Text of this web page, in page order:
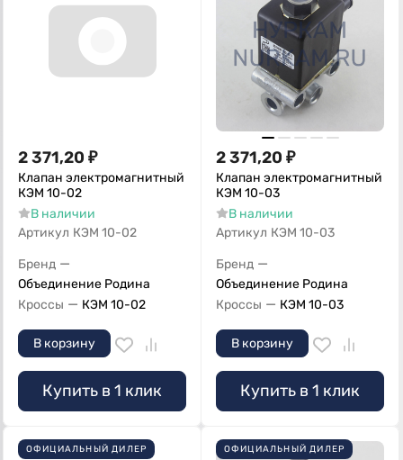
2 371,20 ₽
Клапан электромагнитный
КЭМ 10-02
В наличии
Артикул КЭМ 10-02
Бренд —
Объединение Родина
Кроссы — КЭМ 10-02
В корзину
Купить в 1 клик
2 371,20 ₽
Клапан электромагнитный
КЭМ 10-03
В наличии
Артикул КЭМ 10-03
Бренд —
Объединение Родина
Кроссы — КЭМ 10-03
В корзину
Купить в 1 клик
ОФИЦИАЛЬНЫЙ ДИЛЕР ОФИЦИАЛЬНЫЙ ДИЛЕР